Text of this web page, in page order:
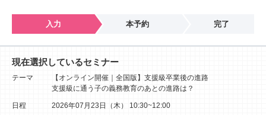
入力 本予約 完了
現在選択しているセミナー
テーマ
【オンライン開催｜全国版】支援級卒業後の進路
支援級に通う子の義務教育のあとの進路は？
日程 2026年07月23日（木） 10:30~12:00